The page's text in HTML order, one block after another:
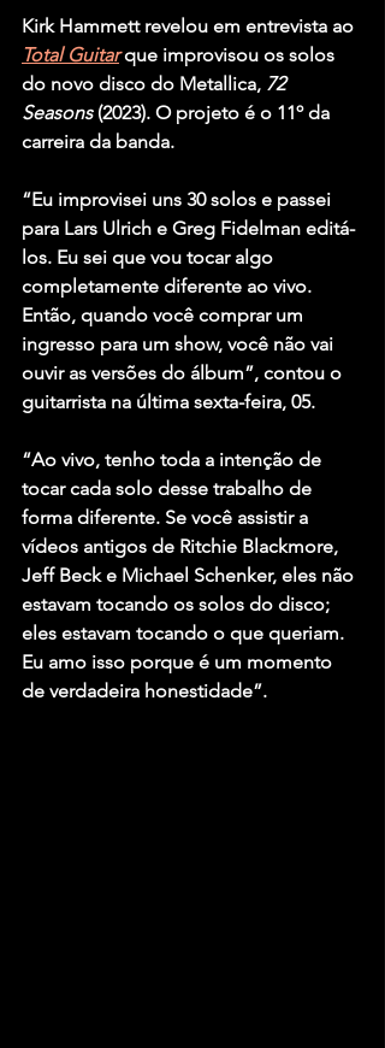
Kirk Hammett revelou em entrevista ao
Total Guitar que improvisou os solos
do novo disco do Metallica, 72
Seasons (2023). O projeto é o 11º da
carreira da banda.
“Eu improvisei uns 30 solos e passei
para Lars Ulrich e Greg Fidelman editá-
los. Eu sei que vou tocar algo
completamente diferente ao vivo.
Então, quando você comprar um
ingresso para um show, você não vai
ouvir as versões do álbum”, contou o
guitarrista na última sexta-feira, 05.
“Ao vivo, tenho toda a intenção de
tocar cada solo desse trabalho de
forma diferente. Se você assistir a
vídeos antigos de Ritchie Blackmore,
Jeff Beck e Michael Schenker, eles não
estavam tocando os solos do disco;
eles estavam tocando o que queriam.
Eu amo isso porque é um momento
de verdadeira honestidade”.